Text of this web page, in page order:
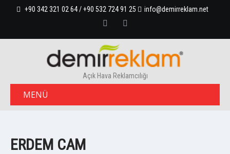
+90 342 321 02 64 / +90 532 724 91 25 info@demirreklam.net
Açık Hava Reklamcılığı
MENÜ
ERDEM CAM